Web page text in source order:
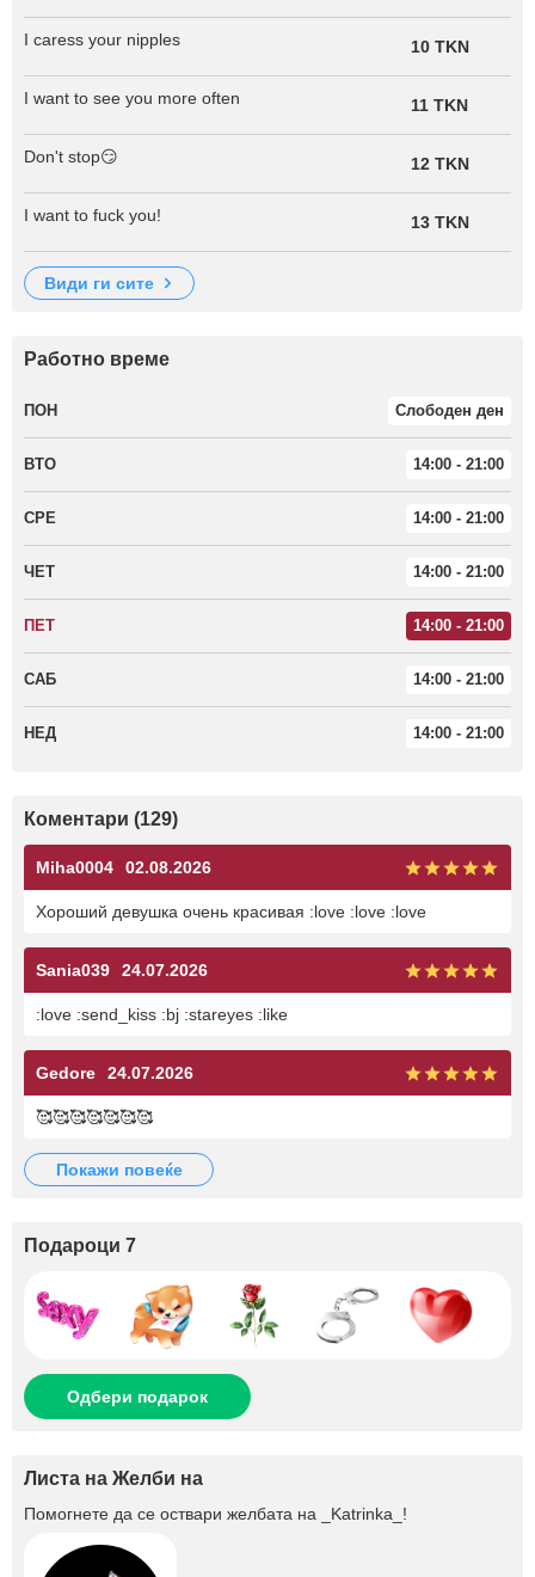
I caress your nipples 10 TKN
I want to see you more often 11 TKN
Don't stop😏 12 TKN
I want to fuck you! 13 TKN
види ги сите
Работно време
ПОН Слободен ден
ВТО 14:00 - 21:00
СРЕ 14:00 - 21:00
ЧЕТ 14:00 - 21:00
ПЕТ 14:00 - 21:00
САБ 14:00 - 21:00
НЕД 14:00 - 21:00
Коментари (129)
Miha0004 02.08.2026
Хороший девушка очень красивая :love :love :love
Sania039 24.07.2026
:love :send_kiss :bj :stareyes :like
Gedore 24.07.2026
🥰🥰🥰🥰🥰🥰🥰
покажи повеќе
Подароци 7
Одбери подарок
Листа на Желби на
Помогнете да се оствари желбата на _Katrinka_ !